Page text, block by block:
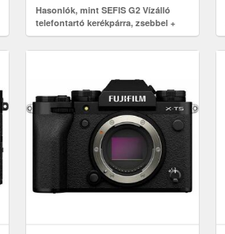
Hasonlók, mint SEFIS G2 Vízálló
telefontartó kerékpárra, zsebbel +
ajándék Flex kerékpáros telefontartó